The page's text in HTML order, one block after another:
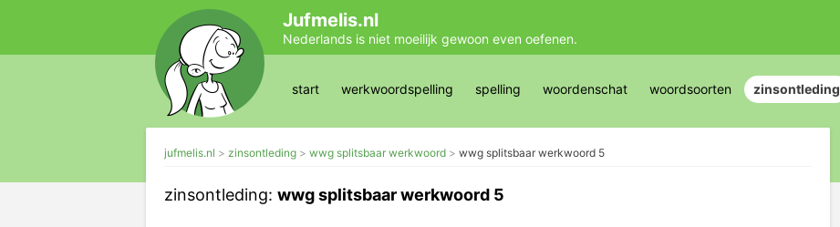
Jufmelis.nl
Nederlands is niet moeilijk gewoon even oefenen.
start werkwoordspelling spelling woordenschat woordsoorten zinsontleding
jufmelis.nl zinsontleding wwg splitsbaar werkwoord wwg splitsbaar werkwoord 5
zinsontleding: wwg splitsbaar werkwoord 5